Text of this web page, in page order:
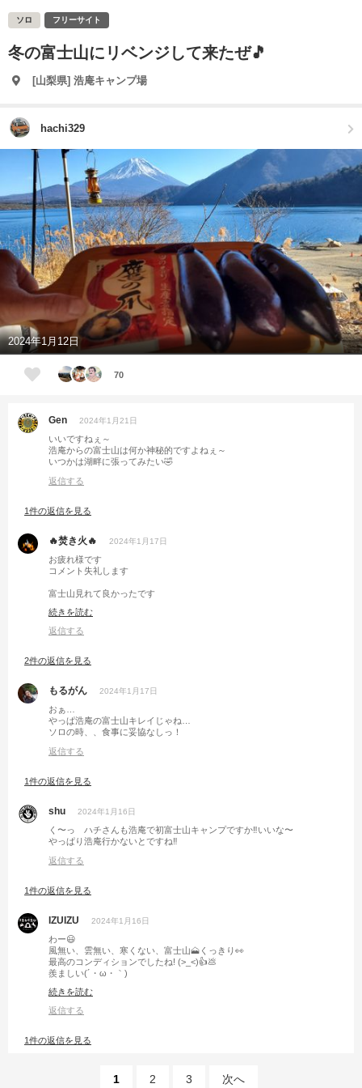
ソロ フリーサイト
冬の富士山にリベンジして来たぜ🎵
[山梨県] 浩庵キャンプ場
hachi329
2024年1月12日
70
Gen 2024年1月21日
いいですねぇ～
浩庵からの富士山は何か神秘的ですよねぇ～
いつかは湖畔に張ってみたい🤣
返信する
1件の返信を見る
🔥焚き火🔥 2024年1月17日
お疲れ様です
コメント失礼します
富士山見れて良かったです
よろしくお願いします
続きを読む
返信する
2件の返信を見る
もるがん 2024年1月17日
おぁ…
やっぱ浩庵の富士山キレイじゃね…
ソロの時、、食事に妥協なしっ！
返信する
1件の返信を見る
shu 2024年1月16日
く〜っ ハチさんも浩庵で初富士山キャンプですか‼️いいな〜
やっぱり浩庵行かないとですね‼️
返信する
1件の返信を見る
IZUIZU 2024年1月16日
わー😃
風無い、雲無い、寒くない、富士山🗻くっきり👀
最高のコンディションでしたね! (>_<)👍💩
羨ましい(´・ω・｀)
続きを読む
返信する
1件の返信を見る
1 2 3 次へ